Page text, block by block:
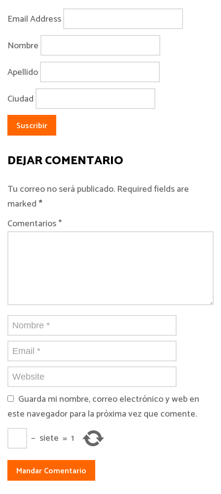
Email Address
Nombre
Apellido
Ciudad
DEJAR COMENTARIO
Tu correo no será publicado. Required fields are
marked*
Comentarios *
Guarda mi nombre, correo electrónico y web en
este navegador para la próxima vez que comente.
− siete = 1